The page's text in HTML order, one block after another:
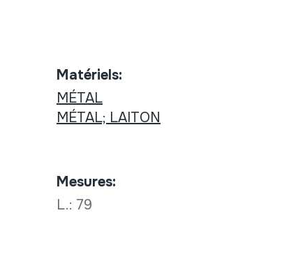
Matériels:
MÉTAL
MÉTAL; LAITON
Mesures:
L.: 79